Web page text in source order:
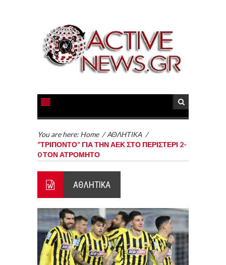
You are here: Home /ΑΘΛΗΤΙΚΑ /
“ΤΡΙΠΟΝΤΟ” ΓΙΑ ΤΗΝ ΑΕΚ ΣΤΟ ΠΕΡΙΣΤΕΡΙ 2-
0 ΤΟΝ ΑΤΡΟΜΗΤΟ
ΑΘΛΗΤΙΚΑ